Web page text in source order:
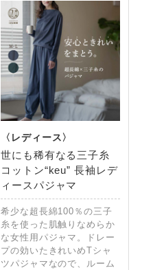
世にも稀有なる三子糸
コットン“keu” 長袖レデ
ィースパジャマ
希少な超長綿100％の三子
糸を使った肌触りなめらか
な女性用パジャマ。ドレー
プの効いたきれいめTシャ
ツパジャマなので、ルーム